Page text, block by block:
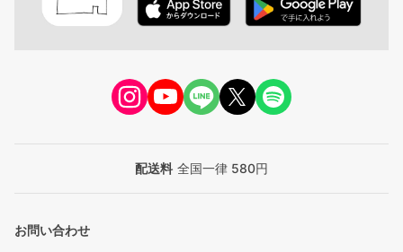
配送料 全国一律 580円
お問い合わせ